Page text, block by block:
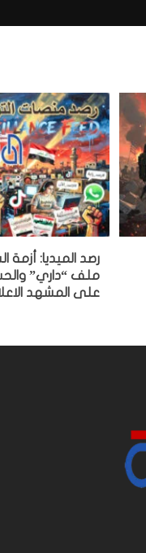
رصد الميديا: أزمة
ملف “داري”
على المشهد